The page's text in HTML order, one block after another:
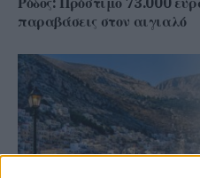
παραβάσεις στον αιγιαλό